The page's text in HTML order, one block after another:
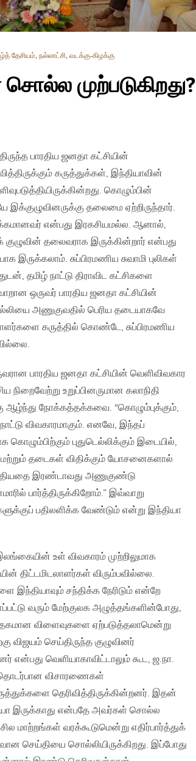
தேசியம், நல்லாட்சி, வடக்கு-கிழக்கு
முற்படுகிறது?
பாரதிய ஜனதா கட்சியின்
கருத்துக்கள், இந்தியாவின்
கொழும்பின்
இக்குழுவினருக்கு தலைமை ஏற்றிருந்தார்.
என்பது இரகசியமல்ல. ஆனால்,
தலைவராக இருக்கின்றார் என்பது
இருக்கலாம். சுப்பிரமணிய சுவாமி புலிகள்
தமிழ் நாட்டு திராவிட கட்சிகளை
ஒருவர் பாரதிய ஜனதா கட்சியின்
அணுகுவதில் பெரிய தடையாகவே
கருத்தில் கொண்டே, சுப்பிரமணிய
பாரதிய ஜனதா கட்சியின் வெளிவிவகார
உறுப்பினருமான கலாநிதி
ஆழ்ந்து நோக்கத்தக்கவை. “கொழும்புக்கும்,
விவகாரமாகும். எனவே, இந்தப்
புதுடெல்லிக்கும் இடையில்,
மற்றும் தடைகள் விதிக்கும் யோசனைகளால்
இரண்டாவது அணுகுண்டு
பார்த்திருக்கிறோம்.” இவ்வாறு
பதிலளிக்க வேண்டும் என்று இந்தியா
உள் விவகாரம் முற்றிலுமாக
திட்டமிடலாளர்கள் விரும்பவில்லை.
சந்திக்க நேரிடும் என்றே
வரும் மேற்குலக அழுத்தங்களின்போது,
விளைவுகளை ஏற்படுத்தலாமென்று
விஜயம் செய்திருந்த குழுவினர்
வெளியாகாவிட்டாலும் கூட, ஜ.நா.
தொடர்பான விசாரணைகள்
தெரிவித்திருக்கின்றனர். இதன்
இருக்காது என்பதே அவர்கள் சொல்ல
மாற்றங்கள் வரக்கூடுமென்று எதிர்பார்த்துக்
செய்தியை சொல்லியிருக்கிறது. இப்போது